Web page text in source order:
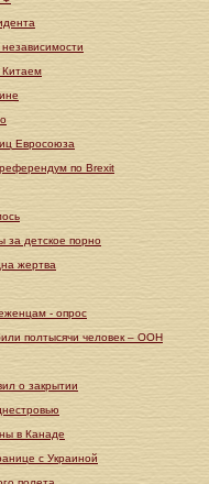
Китаем
Евросоюза
по Brexit
за детское порно
жертва
- опрос
полтысячи человек – ООН
о закрытии
в Канаде
с Украиной